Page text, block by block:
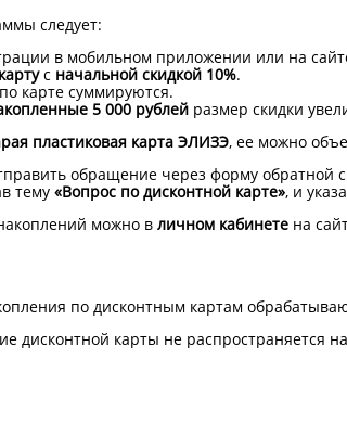
следует:
в мобильном приложении или на
с начальной скидкой 10%.
карте суммируются.
5 000 рублей размер скидки
пластиковая карта ЭЛИЗЭ, ее можно
обращение через форму обратной
тему «Вопрос по дисконтной карте», и
можно в личном кабинете на
по дисконтным картам
дисконтной карты не распространяется